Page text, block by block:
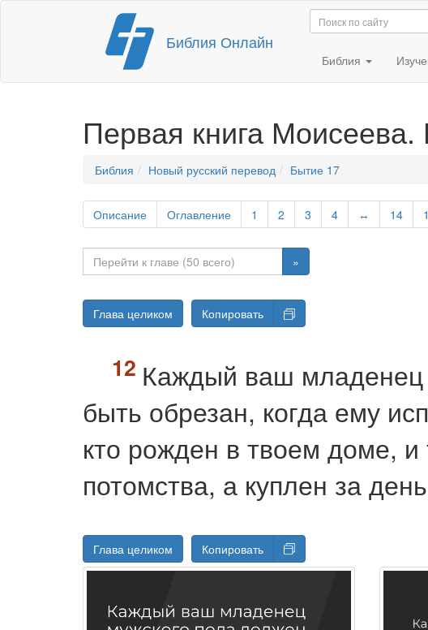
Перейти
содержимому
Библия Онлайн
Библия
Первая книга Моисеева.
Библия Новый русский перевод Бытие 17
Описание Оглавление 1 2 3 4 ↔ 14
»
Глава целиком Копировать
Каждый ваш младенец
быть обрезан, когда ему
кто рожден в твоем доме, и
потомства, а куплен за
Глава целиком Копировать